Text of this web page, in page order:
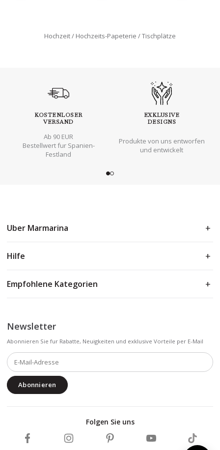
Hochzeit Hochzeits-Papeterie Tischplätze
KOSTENLOSER
VERSAND
Ab 90 EUR
Bestellwert fur Spanien-
Festland
EXKLUSIVE
DESIGNS
Produkte von uns entworfen
und entwickelt
Uber Marmarina
Hilfe
Empfohlene Kategorien
Newsletter
Abonnieren Sie fur Rabatte, Neuigkeiten und exklusive Vorteile per E-Mail
Abonnieren
Folgen Sie uns
Marmarina auf Facebook folgen
Marmarina auf Instagram folgen
Marmarina auf Pinterest folgen
Marmarina auf